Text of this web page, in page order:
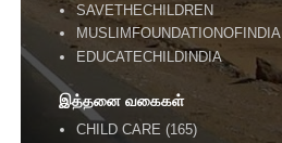
SAVETHECHILDREN
MUSLIMFOUNDATIONOFINDIA
EDUCATECHILDINDIA
இத்தனை வகைகள்
CHILD CARE (165)